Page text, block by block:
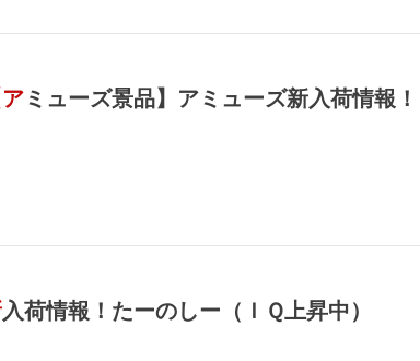
【アミューズ景品】アミューズ新入荷情報！
新入荷情報！たーのしー（ＩＱ上昇中）